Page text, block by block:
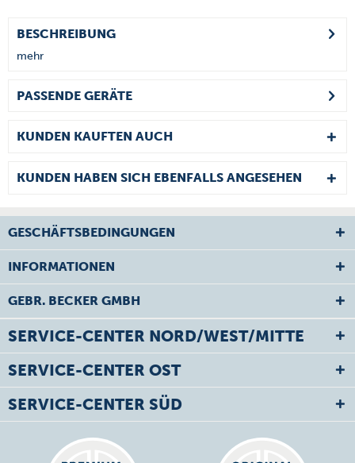
BESCHREIBUNG
mehr
PASSENDE GERÄTE
KUNDEN KAUFTEN AUCH
KUNDEN HABEN SICH EBENFALLS ANGESEHEN
GESCHÄFTSBEDINGUNGEN
INFORMATIONEN
GEBR. BECKER GMBH
SERVICE-CENTER NORD/WEST/MITTE
SERVICE-CENTER OST
SERVICE-CENTER SÜD